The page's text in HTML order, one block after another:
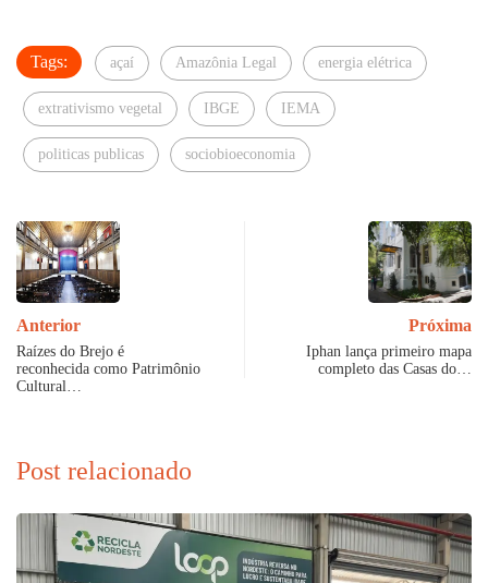
Tags: açaí Amazônia Legal energia elétrica
extrativismo vegetal IBGE IEMA
politicas publicas sociobioeconomia
Anterior
Raízes do Brejo é
reconhecida como Patrimônio
Cultural…
Próxima
Iphan lança primeiro mapa
completo das Casas do…
Post relacionado